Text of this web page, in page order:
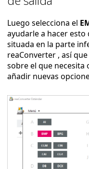
Luego selecciona el
ayudarle a hacer
situada en la parte
reaConverter , así
sobre el que necesita
añadir nuevas